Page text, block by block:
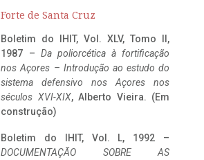
Forte de Santa Cruz
Boletim do IHIT, Vol. XLV, Tomo II,
1987 – Da poliorcética à fortificação
nos Açores – Introdução ao estudo do
sistema defensivo nos Açores nos
séculos XVI-XIX, Alberto Vieira. (Em
construção)
Boletim do IHIT, Vol. L, 1992 –
DOCUMENTAÇÃO SOBRE AS